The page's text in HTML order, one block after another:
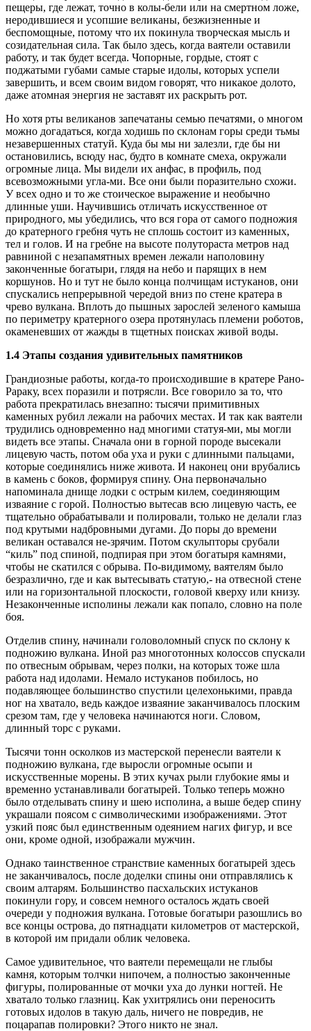
пещеры, где лежат, точно в колы-бели или на смертном ложе,
неродившиеся и усопшие великаны, безжизненные и
беспомощные, потому что их покинула творческая мысль и
созидательная сила. Так было здесь, когда ваятели оставили
работу, и так будет всегда. Чопорные, гордые, стоят с
поджатыми губами самые старые идолы, которых успели
завершить, и всем своим видом говорят, что никакое долото,
даже атомная энергия не заставят их раскрыть рот.
Но хотя рты великанов запечатаны семью печатями, о многом
можно догадаться, когда ходишь по склонам горы среди тьмы
незавершенных статуй. Куда бы мы ни залезли, где бы ни
остановились, всюду нас, будто в комнате смеха, окружали
огромные лица. Мы видели их анфас, в профиль, под
всевозможными угла-ми. Все они были поразительно схожи.
У всех одно и то же стоическое выражение и необычно
длинные уши. Научившись отличать искусственное от
природного, мы убедились, что вся гора от самого подножия
до кратерного гребня чуть не сплошь состоит из каменных,
тел и голов. И на гребне на высоте полутораста метров над
равниной с незапамятных времен лежали наполовину
законченные богатыри, глядя на небо и парящих в нем
коршунов. Но и тут не было конца полчищам истуканов, они
спускались непрерывной чередой вниз по стене кратера в
чрево вулкана. Вплоть до пышных зарослей зеленого камыша
по периметру кратерного озера протянулась племени роботов,
окаменевших от жажды в тщетных поисках живой воды.
1.4 Этапы создания удивительных памятников
Грандиозные работы, когда-то происходившие в кратере Рано-
Рараку, всех поразили и потрясли. Все говорило за то, что
работа прекратилась внезапно: тысячи примитивных
каменных рубил лежали на рабочих местах. И так как ваятели
трудились одновременно над многими статуя-ми, мы могли
видеть все этапы. Сначала они в горной породе высекали
лицевую часть, потом оба уха и руки с длинными пальцами,
которые соединялись ниже живота. И наконец они врубались
в камень с боков, формируя спину. Она первоначально
напоминала днище лодки с острым килем, соединяющим
изваяние с горой. Полностью вытесав всю лицевую часть, ее
тщательно обрабатывали и полировали, только не делали глаз
под крутыми надбровными дугами. До поры до времени
великан оставался не-зрячим. Потом скульпторы срубали
“киль” под спиной, подпирая при этом богатыря камнями,
чтобы не скатился с обрыва. По-видимому, ваятелям было
безразлично, где и как вытесывать статую,- на отвесной стене
или на горизонтальной плоскости, головой кверху или книзу.
Незаконченные исполины лежали как попало, словно на поле
боя.
Отделив спину, начинали головоломный спуск по склону к
подножию вулкана. Иной раз многотонных колоссов спускали
по отвесным обрывам, через полки, на которых тоже шла
работа над идолами. Немало истуканов побилось, но
подавляющее большинство спустили целехонькими, правда
ног на хватало, ведь каждое изваяние заканчивалось плоским
срезом там, где у человека начинаются ноги. Словом,
длинный торс с руками.
Тысячи тонн осколков из мастерской перенесли ваятели к
подножию вулкана, где выросли огромные осыпи и
искусственные морены. В этих кучах рыли глубокие ямы и
временно устанавливали богатырей. Только теперь можно
было отделывать спину и шею исполина, а выше бедер спину
украшали поясом с символическими изображениями. Этот
узкий пояс был единственным одеянием нагих фигур, и все
они, кроме одной, изображали мужчин.
Однако таинственное странствие каменных богатырей здесь
не заканчивалось, после доделки спины они отправлялись к
своим алтарям. Большинство пасхальских истуканов
покинули гору, и совсем немного осталось ждать своей
очереди у подножия вулкана. Готовые богатыри разошлись во
все концы острова, до пятнадцати километров от мастерской,
в которой им придали облик человека.
Самое удивительное, что ваятели перемещали не глыбы
камня, которым толчки нипочем, а полностью законченные
фигуры, полированные от мочки уха до лунки ногтей. Не
хватало только глазниц. Как ухитрялись они переносить
готовых идолов в такую даль, ничего не повредив, не
поцарапав полировки? Этого никто не знал.